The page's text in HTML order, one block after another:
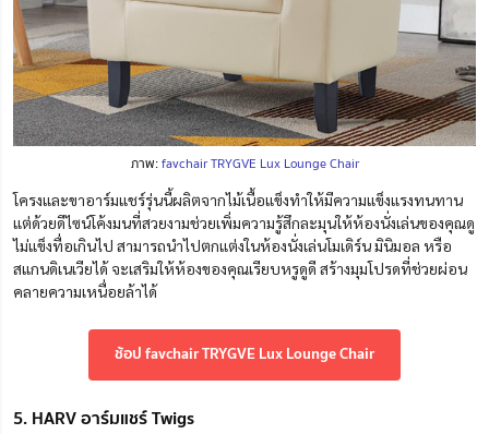
ภาพ:favchair TRYGVE Lux Lounge Chair
โครงและขาอาร์มแชร์รุ่นนี้ผลิตจากไม้เนื้อแข็งทำให้มีความแข็งแรงทนทาน
แต่ด้วยดีไซน์โค้งมนที่สวยงามช่วยเพิ่มความรู้สึกละมุนให้ห้องนั่งเล่นของคุณดู
ไม่แข็งทื่อเกินไป สามารถนำไปตกแต่งในห้องนั่งเล่นโมเดิร์น มินิมอล หรือ
สแกนดิเนเวียได้ จะเสริมให้ห้องของคุณเรียบหรูดูดี สร้างมุมโปรดที่ช่วยผ่อน
คลายความเหนื่อยล้าได้
ช้อป favchair TRYGVE Lux Lounge Chair
5. HARV อาร์มแชร์ Twigs